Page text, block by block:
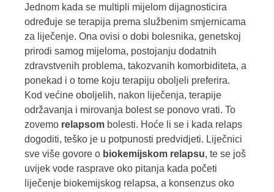
Jednom kada se multipli mijelom dijagnosticira
određuje se terapija prema službenim smjernicama
za liječenje. Ona ovisi o dobi bolesnika, genetskoj
prirodi samog mijeloma, postojanju dodatnih
zdravstvenih problema, takozvanih komorbiditeta, a
ponekad i o tome koju terapiju oboljeli preferira.
Kod većine oboljelih, nakon liječenja, terapije
održavanja i mirovanja bolest se ponovo vrati. To
zovemo relapsom bolesti. Hoće li se i kada relaps
dogoditi, teško je u potpunosti predvidjeti. Liječnici
sve više govore o biokemijskom relapsu, te se još
uvijek vode rasprave oko pitanja kada početi
liječenje biokemijskog relapsa, a konsenzus oko